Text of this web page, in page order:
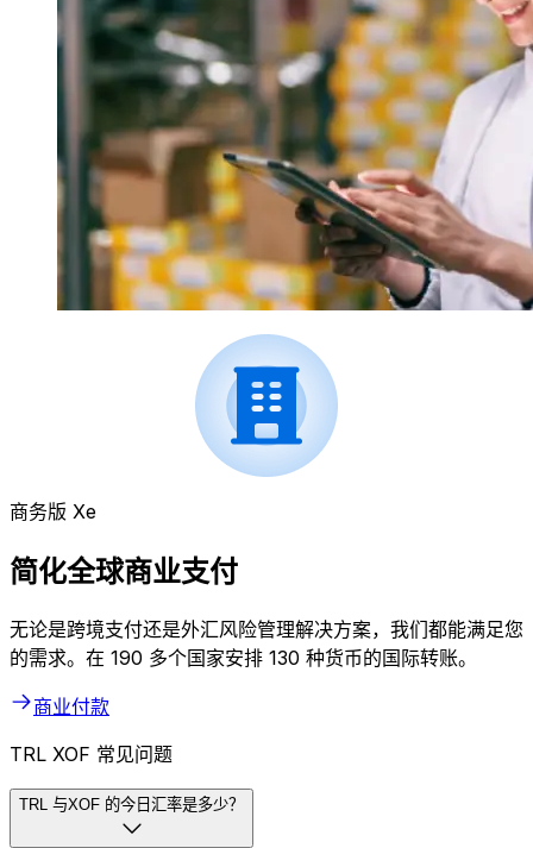
商务版 Xe
简化全球商业支付
无论是跨境支付还是外汇风险管理解决方案，我们都能满足您
的需求。在 190 多个国家安排 130 种货币的国际转账。
商业付款
TRL XOF 常见问题
TRL 与XOF 的今日汇率是多少？